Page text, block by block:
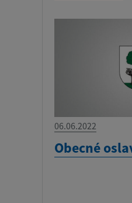
06.06.2022
Obecné